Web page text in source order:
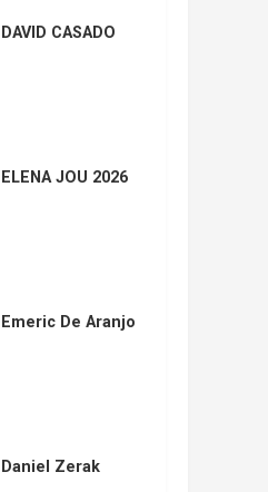
DAVID CASADO
ELENA JOU 2026
Emeric De Aranjo
Daniel Zerak